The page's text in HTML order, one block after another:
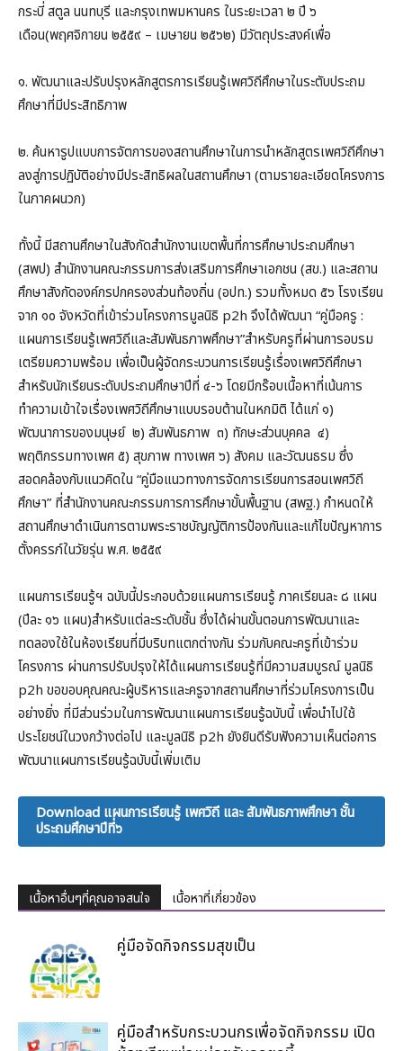
กระบี่ สตูล นนทบุรี และกรุงเทพมหานคร ในระยะเวลา ๒ ปี ๖
เดือน(พฤศจิกายน ๒๕๕๙ – เมษายน ๒๕๖๒) มีวัตถุประสงค์เพื่อ
๑. พัฒนาและปรับปรุงหลักสูตรการเรียนรู้เพศวิถีศึกษาในระตับประถม
ศึกษาที่มีประสิทธิภาพ
๒. ค้นหารูปแบบการจัตการของสถานศึกษาในการนำหลักสูตรเพศวิถีศึกษา
ลงสู่การปฏิบัติอย่างมีประสิทธิผลในสถานศึกษา (ตามรายละเอียดโครงการ
ในภาคผนวก)
ทั้งนี้ มีสถานศึกษาในสังกัดสำนักงานเขตพื้นที่การศึกษาประถมศึกษา
(สพป) สำนักงานคณะกรรมการส่งเสริมการศึกษาเอกชน (สข.) และสถาน
ศึกษาสังกัดองค์กรปกครองส่วนท้องถิ่น (อปท.) รวมทั้งหมด ๕๖ โรงเรียน
จาก ๑๐ จังหวัดที่เข้าร่วมโครงการมูลนิธิ p2h จึงได้พัฒนา “คู่มือครู :
แผนการเรียนรู้เพศวิถีและสัมพันธภาพศึกษา”สำหรับครูที่ผ่านการอบรม
เตรียมความพร้อม เพื่อเป็นผู้จัดกระบวนการเรียนรู้เรื่องเพศวิถีศึกษา
สำหรับนักเรียนระดับประถมศึกษาปีที่ ๔-๖ โดยมีกร๊อบเนื้อหาที่เน้นการ
ทำความเข้าใจเรื่องเพศวิถีศึกษาแบบรอบต้านในหกมิติ ได้แก่ ๑)
พัฒนาการของมนุษย์ ๒) สัมพันธภาพ ๓) ทักษะส่วนบุคคล ๔)
พฤติกรรมทางเพศ ๕) สุขภาพ ทางเพศ ๖) สังคม และวัฒนธรม ซึ่ง
สอดคล้องกับแนวคิดใน “คู่มือแนวทางการจัดการเรียนการสอนเพศวิถี
ศึกษา” ที่สำนักงานคณะกรรมการการศึกษาขั้นพื้นฐาน (สพฐ.) กำหนดให้
สถานศึกษาดำเนินการตามพระราชบัญญัติการป้องกันและแก้ไขปัญหาการ
ตั้งครรภ์ในวัยรุ่น พ.ศ. ๒๕๕๙
แผนการเรียนรู้ฯ ฉบับนี้ประกอบด้วยแผนการเรียนรู้ ภาคเรียนละ ๘ แผน
(ปีละ ๑๖ แผน)สำหรับแต่ละระดับชั้น ซึ่งได้ผ่านขั้นตอนการพัฒนาและ
ทดลองใช้ในห้องเรียนที่มีบริบทแตกต่างกัน ร่วมกับคณะครูที่เข้าร่วม
โครงการ ผ่านการปรับปรุงให้ได้แผนการเรียนรู้ที่มีความสมบูรณ์ มูลนิธิ
p2h ขอขอบคุณคณะผู้บริหารและครูจากสถานศึกษาที่ร่วมโครงการเป็น
อย่างยิ่ง ที่มีส่วนร่วมในการพัฒนาแผนการเรียนรู้ฉบับนี้ เพื่อนำไปใช้
ประโยชน์ในวงกว้างต่อไป และมูลนิธิ p2h ยังยินดีรับฟังความเห็นต่อการ
พัฒนาแผนการเรียนรู้ฉบับนี้เพิ่มเติม
Download แผนการเรียนรู้ เพศวิถี และ สัมพันธภาพศึกษา ชั้น
ประถมศึกษาปีที่๖
เนื้อหาอื่นๆที่คุณอาจสนใจ เนื้อหาที่เกี่ยวข้อง
คู่มือจัดกิจกรรมสุขเป็น
คู่มือสำหรับกระบวนกรเพื่อจัดกิจกรรม เปิด